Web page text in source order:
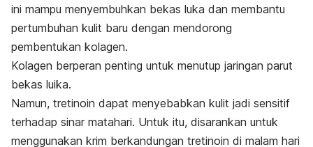
ini mampu menyembuhkan bekas luka dan membantu
pertumbuhan kulit baru dengan mendorong
pembentukan kolagen.
Kolagen berperan penting untuk menutup jaringan parut
bekas luika.
Namun, tretinoin dapat menyebabkan kulit jadi sensitif
terhadap sinar matahari. Untuk itu, disarankan untuk
menggunakan krim berkandungan tretinoin di malam hari